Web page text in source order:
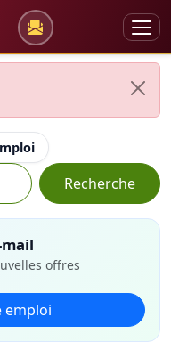
Recherche
offres
emploi